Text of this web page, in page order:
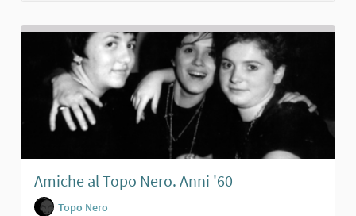
Amiche al Topo Nero. Anni '60
Topo Nero